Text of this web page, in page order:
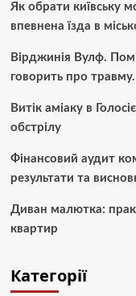
Як обрати київську
впевнена їзда в
Вірджинія Вулф.
говорить про травму.
Витік аміаку в
обстрілу
Фінансовий аудит
результати та
Диван малютка:
квартир
Категорії